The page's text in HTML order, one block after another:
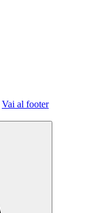
Vai al footer